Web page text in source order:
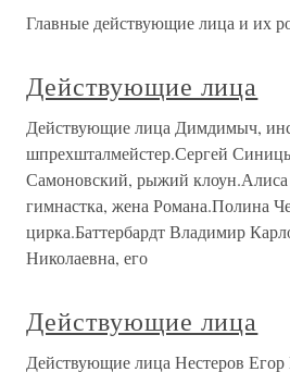
Главные действующие лица и их
Действующие лица
Действующие лица Димдимыч,
шпрехшталмейстер.Сергей
Самоновский, рыжий
гимнастка, жена Романа.Полина
цирка.Баттербардт Владимир
Николаевна, его
Действующие лица
Действующие лица Нестеров